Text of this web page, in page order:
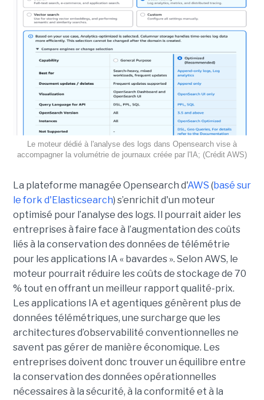
Le moteur dédié à l'analyse des logs dans Opensearch vise à
accompagner la volumétrie de journaux créée par l'IA; (Crédit AWS)
La plateforme managée Opensearch d'AWS (basé sur
le fork d'Elasticsearch) s’enrichit d'un moteur
optimisé pour l’analyse des logs. Il pourrait aider les
entreprises à faire face à l’augmentation des coûts
liés à la conservation des données de télémétrie
pour les applications IA « bavardes ». Selon AWS, le
moteur pourrait réduire les coûts de stockage de 70
% tout en offrant un meilleur rapport qualité-prix.
Les applications IA et agentiques génèrent plus de
données télémétriques, une surcharge que les
architectures d’observabilité conventionnelles ne
savent pas gérer de manière économique. Les
entreprises doivent donc trouver un équilibre entre
la conservation des données opérationnelles
nécessaires à la sécurité, à la conformité et à la